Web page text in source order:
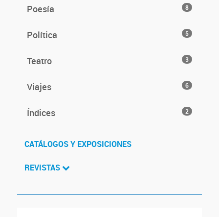
Poesía 8
Política 5
Teatro 3
Viajes 6
Índices 2
CATÁLOGOS Y EXPOSICIONES
REVISTAS